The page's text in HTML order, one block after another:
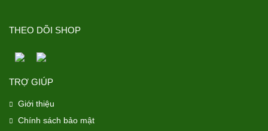
THEO DÕI SHOP
TRỢ GIÚP
Giới thiệu
Chính sách bảo mật